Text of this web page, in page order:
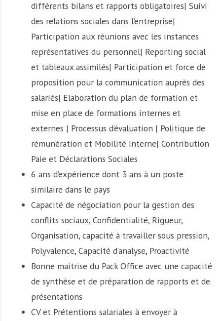
différents bilans et rapports obligatoires| Suivi
des relations sociales dans l’entreprise|
Participation aux réunions avec les instances
représentatives du personnel| Reporting social
et tableaux assimilés| Participation et force de
proposition pour la communication auprès des
salariés| Elaboration du plan de formation et
mise en place de formations internes et
externes | Processus d’évaluation | Politique de
rémunération et Mobilité Interne| Contribution
Paie et Déclarations Sociales
6 ans d’expérience dont 3 ans à un poste
similaire dans le pays
Capacité de négociation pour la gestion des
conflits sociaux, Confidentialité, Rigueur,
Organisation, capacité à travailler sous pression,
Polyvalence, Capacité d’analyse, Proactivité
Bonne maitrise du Pack Office avec une capacité
de synthèse et de préparation de rapports et de
présentations
CV et Prétentions salariales à envoyer à